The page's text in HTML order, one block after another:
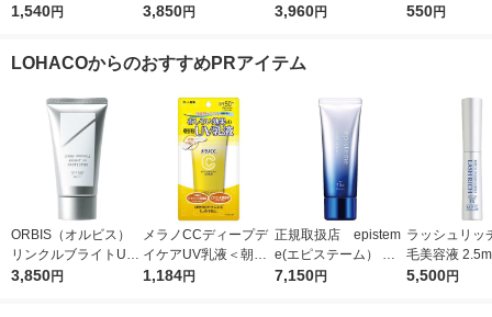
スター 04 パンプキン
1,540円
プロテクター N 50g
3,850円
ョントーンアップ ロ
3,960円
ウ 03（ナチ
550円
LOHACOからのおすすめPRアイテム
ORBIS（オルビス）
リンクルブライトUV
プロテクター N 50g
3,850円
メラノCCディープデ
イケアUV乳液＜朝用
日焼け止め乳液＞50g
1,184円
正規取扱店 epistem
e(エピステーム） ホ
ワイトUVレーザー SP
7,150円
ラッシュリッ
毛美容液
ロート製薬
5,500円